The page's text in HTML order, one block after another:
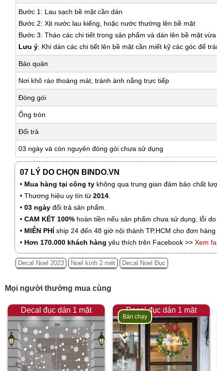
Bước 1: Lau sạch bề mặt cần dán
Bước 2: Xịt nước lau kiếng, hoặc nước thường lên bề mặt
Bước 3: Tháo các chi tiết trong sản phẩm và dán lên bề mặt
Lưu ý: Khi dán các chi tiết lên bề mặt cần miết kỹ các góc để
Bảo quản
Nơi khô ráo thoáng mát, tránh ánh nắng trực tiếp
Đóng gói
Ống tròn
Đổi trả
03 ngày và còn nguyên đóng gói chưa sử dụng
07 LÝ DO CHỌN BINDO.VN
• Mua hàng tại công ty không qua trung gian đảm bảo chất
• Thương hiệu uy tín từ 2014.
• 03 ngày đổi trả sản phẩm.
• CAM KẾT 100% hoàn tiền nếu sản phẩm chưa sử dụng, lỗi
• MIỄN PHÍ ship 24 đến 48 giờ nội thành TP.HCM cho đơn
• Hơn 170.000 khách hàng yêu thích trên Facebook >> Xem
Decal Noel 2023 Noel kính 2 mét Decal Noel Đục
Mọi người thường mua cùng
Decal đục dán 1 mặt Decal đục dán 1 mặt
Bán chạy